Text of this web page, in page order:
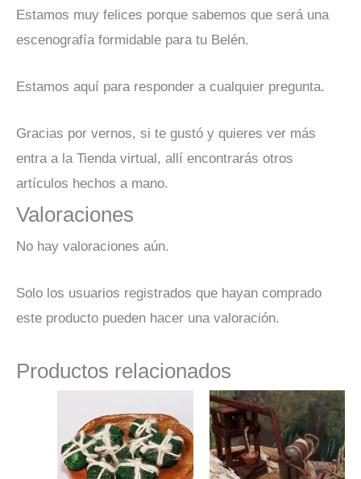
Estamos muy felices porque sabemos que será una
escenografía formidable para tu Belén.
Estamos aquí para responder a cualquier pregunta.
Gracias por vernos, si te gustó y quieres ver más
entra a la Tienda virtual, allí encontrarás otros
artículos hechos a mano.
Valoraciones
No hay valoraciones aún.
Solo los usuarios registrados que hayan comprado
este producto pueden hacer una valoración.
Productos relacionados